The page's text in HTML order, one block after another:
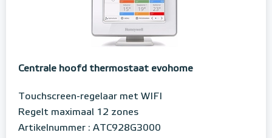
Centrale hoofd thermostaat evohome
Touchscreen-regelaar met WIFI
Regelt maximaal 12 zones
Artikelnummer : ATC928G3000